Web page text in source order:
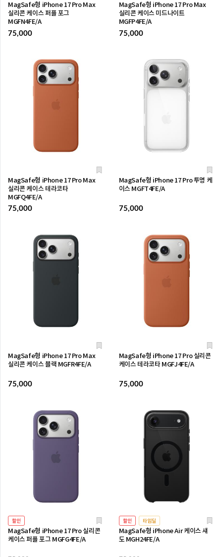
MagSafe형 iPhone 17 Pro Max
실리콘 케이스 퍼플 포그
MGFN4FE/A
75,000
MagSafe형 iPhone 17 Pro Max
실리콘 케이스 미드나이트
MGFP4FE/A
75,000
MagSafe형 iPhone 17 Pro Max
실리콘 케이스 테라코타
MGFQ4FE/A
75,000
MagSafe형 iPhone 17 Pro 투명 케
이스 MGFT4FE/A
75,000
MagSafe형 iPhone 17 Pro Max
실리콘 케이스 블랙 MGFR4FE/A
75,000
MagSafe형 iPhone 17 Pro 실리콘
케이스 테라코타 MGFJ4FE/A
75,000
할인
MagSafe형 iPhone 17 Pro 실리콘
케이스 퍼플 포그 MGFG4FE/A
할인 타임딜
MagSafe형 iPhone Air 케이스 섀
도 MGH24FE/A